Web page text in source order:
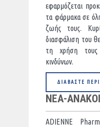
εφαρμόζεται
τα φάρμακα σε
ζωής τους.
διασφάλιση του
τη χρήση τους
κινδύνων.
ΔΙΑΒΆΣΤΕ
ΝΕΑ-
ADIENNE